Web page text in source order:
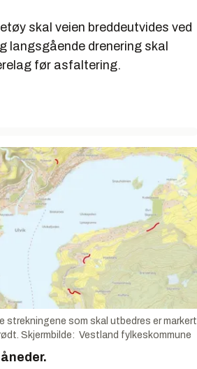
skal veien breddeutvides ved
langsgående drenering skal
før asfaltering.
strekningene som skal utbedres er markert
Skjermbilde: Vestland fylkeskommune